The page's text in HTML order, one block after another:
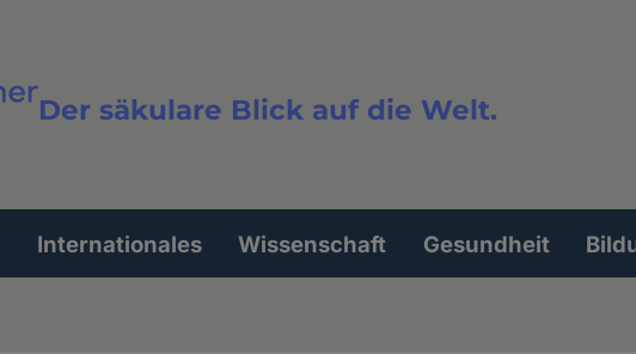
Der säkulare Blick auf die Welt.
Volltextsuche
Internationales Wissenschaft Gesundheit